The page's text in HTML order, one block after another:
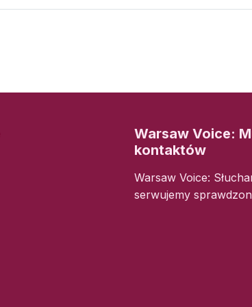
Warsaw Voice:
kontaktów
Warsaw Voice:
serwujemy